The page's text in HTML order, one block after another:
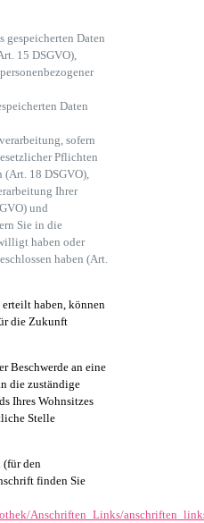
gespeicherten Daten
15 DSGVO),
Daten
sofern
Pflichten
18 DSGVO),
Ihrer
und
Sie in die
haben oder
haben (Art.
haben, können
die Zukunft
Beschwerde an eine
die zuständige
Ihres Wohnsitzes
Stelle
(für den
finden Sie
Anschriften_Links/